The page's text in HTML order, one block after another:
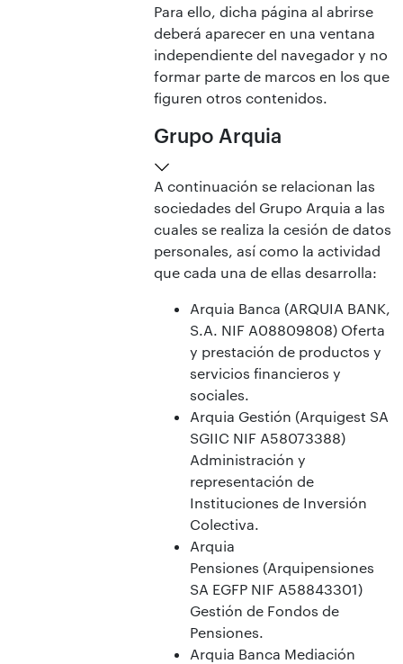
Para ello, dicha página al abrirse
deberá aparecer en una ventana
independiente del navegador y no
formar parte de marcos en los que
figuren otros contenidos.
Grupo Arquia
A continuación se relacionan las
sociedades del Grupo Arquia a las
cuales se realiza la cesión de datos
personales, así como la actividad
que cada una de ellas desarrolla:
Arquia Banca (ARQUIA BANK,
S.A. NIF A08809808) Oferta
y prestación de productos y
servicios financieros y
sociales.
Arquia Gestión (Arquigest SA
SGIIC NIF A58073388)
Administración y
representación de
Instituciones de Inversión
Colectiva.
Arquia
Pensiones (Arquipensiones
SA EGFP NIF A58843301)
Gestión de Fondos de
Pensiones.
Arquia Banca Mediación